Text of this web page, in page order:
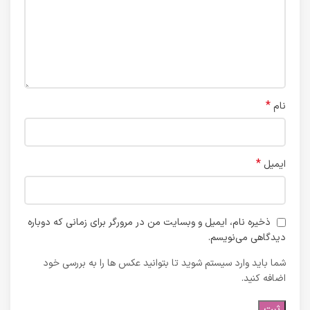
نام *
ایمیل *
ذخیره نام، ایمیل و وبسایت من در مرورگر برای زمانی که دوباره
دیدگاهی می‌نویسم.
شما باید وارد سیستم شوید تا بتوانید عکس ها را به بررسی خود
اضافه کنید.